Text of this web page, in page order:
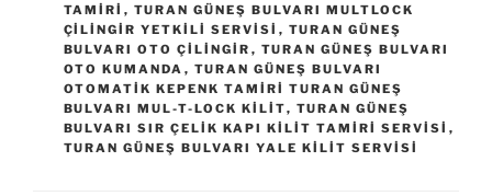
TAMIRI , TURAN GÜNEŞ BULVARI MULTLOCK
ÇILINGIR YETKILI SERVISI , TURAN GÜNEŞ
BULVARI OTO ÇILINGIR , TURAN GÜNEŞ BULVARI
OTO KUMANDA , TURAN GÜNEŞ BULVARI
OTOMATIK KEPENK TAMIRI TURAN GÜNEŞ
BULVARI MUL-T-LOCK KILIT, TURAN GÜNEŞ
BULVARI SIR ÇELIK KAPI KILIT TAMIRI SERVISI ,
TURAN GÜNEŞ BULVARI YALE KILIT SERVISI